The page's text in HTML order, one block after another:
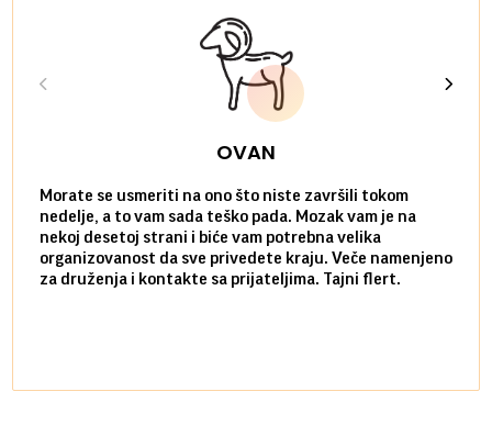
OVAN
Morate se usmeriti na ono što niste završili tokom
nedelje, a to vam sada teško pada. Mozak vam je na
nekoj desetoj strani i biće vam potrebna velika
organizovanost da sve privedete kraju. Veče namenjeno
za druženja i kontakte sa prijateljima. Tajni flert.